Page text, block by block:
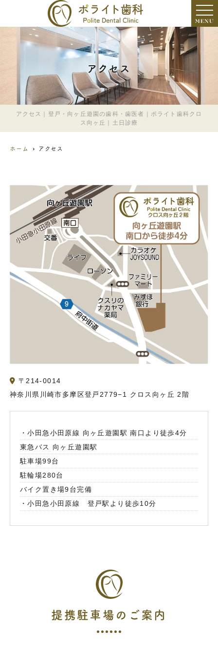
MENU
アクセス
アクセス｜登戸・向ヶ丘遊園の歯科・歯医者｜ポライト歯科クロ
ス向ヶ丘｜土日診療
ホーム アクセス
〒214-0014
神奈川県川崎市多摩区登戸2779−1 クロス向ヶ丘 2階
・小田急小田原線 向ヶ丘遊園駅 南口より徒歩4分
東急バス 向ヶ丘遊園駅
駐車場99台
駐輪場280台
バイク置き場9台完備
・小田急小田原線 登戸駅より徒歩10分
提携駐車場のご案内